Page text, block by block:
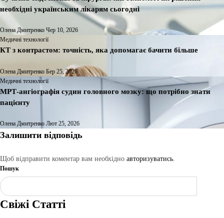
необхідні українським лікарям сьогодні
Олена Дмитренко Чер 10, 2026
Медичні технології
КТ з контрастом: точність, яка допомагає бачити більше
Олена Дмитренко Бер 25, 2026
Медичні технології
МРТ-ангіографія судин головного мозку: що потрібно знати
пацієнту
Олена Дмитренко Лют 25, 2026
Залишити відповідь
Щоб відправити коментар вам необхідно авторизуватись
Пошук
Свіжі Статті